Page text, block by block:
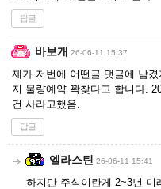
답글
바보개 26-06-11 15:37
제가 저번에 어떤글 댓글에 남
지 물량예약 꽉찾다고 합니다.
건 사라고했음.
답글
엘라스틴 26-06-11 15:41
하지만 주식이란게 2~3년 미